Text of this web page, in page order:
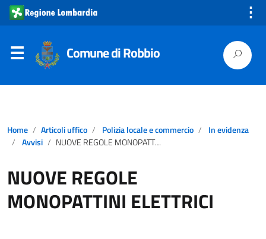
⋮
Comune di Robbio
Home Articoli uffico Polizia locale e commercio
In evidenza
Avvisi
NUOVE REGOLE MONOPATTINI ELETTRICI
NUOVE REGOLE
MONOPATTINI ELETTRICI